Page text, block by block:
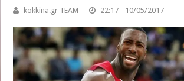
kokkina.gr TEAM 22:17 - 10/05/2017